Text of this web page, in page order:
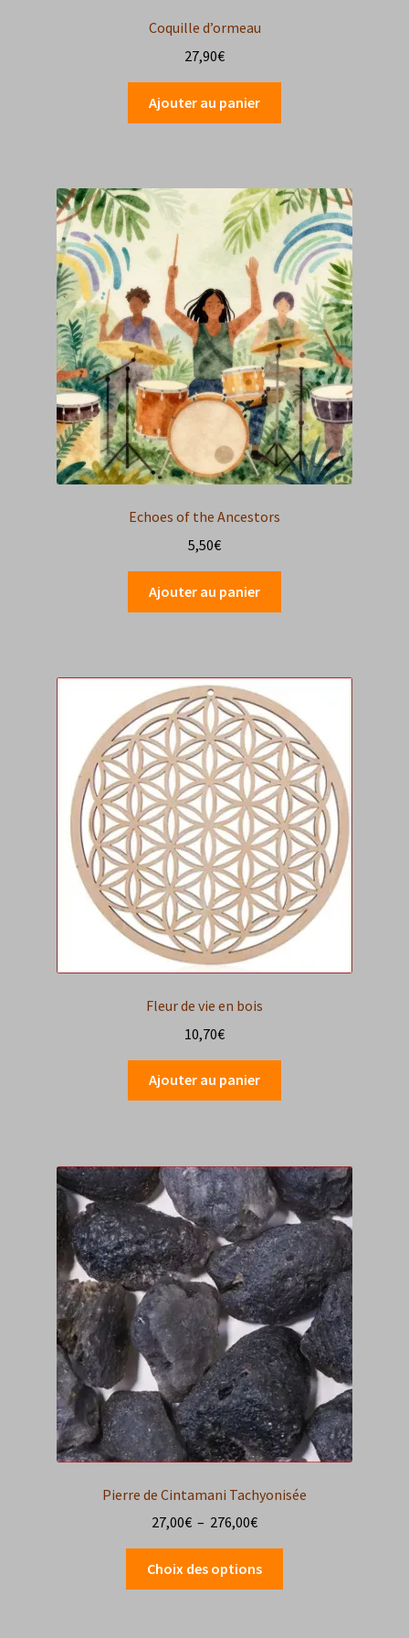
Coquille d’ormeau
27,90€
Ajouter au panier
Echoes of the Ancestors
5,50€
Ajouter au panier
Fleur de vie en bois
10,70€
Ajouter au panier
Pierre de Cintamani Tachyonisée
27,00€ – 276,00€Plage
de
prix :
27,00€
Choix des options